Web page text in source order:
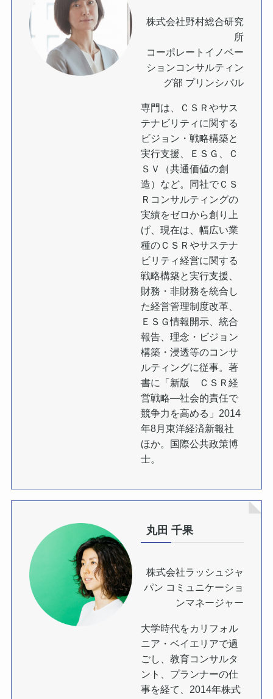
株式会社野村総合研究
所
コーポレートイノベー
ションコンサルティン
グ部 プリンシパル
専門は、ＣＳＲやサス
テナビリティに関する
ビジョン・戦略構築と
実行支援、ＥＳＧ、Ｃ
ＳＶ（共通価値の創
造）など。同社でＣＳ
Ｒコンサルティングの
実績をゼロから創り上
げ、現在は、幅広い業
種のＣＳＲやサステナ
ビリティ経営に関する
戦略構築と実行支援、
財務・非財務を統合し
た経営管理制度改革、
ＥＳＧ情報開示、統合
報告、理念・ビジョン
構築・浸透等のコンサ
ルティングに従事。著
書に「新版 ＣＳＲ経
営戦略―社会的責任で
競争力を高める」2014
年8月東洋経済新報社
ほか。国際公共政策博
士。
丸田 千果
株式会社ラッシュジャ
パン コミュニケーショ
ンマネージャー
大学時代をカリフォル
ニア・ベイエリアで過
ごし、教育コンサルタ
ント、プランナーの仕
事を経て、2014年株式